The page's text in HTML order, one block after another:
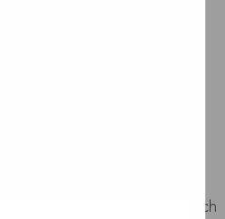
na czynniki środowiskowe,
stężenie w surowicy
jak kadm, miedź, żelazo czy
wazektomii, palenie tytoniu,
w obrębie prostaty czy
stadium nie daje zwykle żadnych